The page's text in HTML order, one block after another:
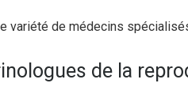
variété de médecins
de la